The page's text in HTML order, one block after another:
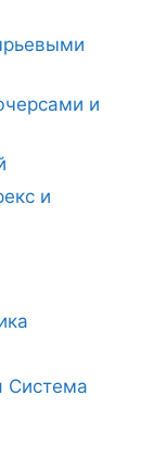
и
и
Система